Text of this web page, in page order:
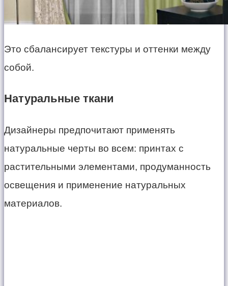
Это сбалансирует текстуры и оттенки между
собой.
Натуральные ткани
Дизайнеры предпочитают применять
натуральные черты во всем: принтах с
растительными элементами, продуманность
освещения и применение натуральных
материалов.